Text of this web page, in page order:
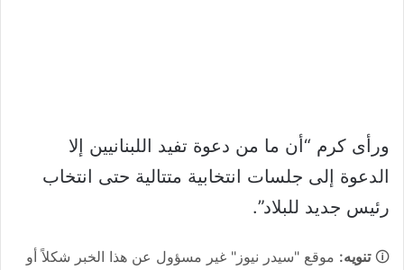
ورأى كرم “أن ما من دعوة تفيد اللبنانيين إلا
الدعوة إلى جلسات انتخابية متتالية حتى انتخاب
رئيس جديد للبلاد”.
🛈تنويه: موقع "سيدر نيوز" غير مسؤول عن هذا الخبر شكلاً أو